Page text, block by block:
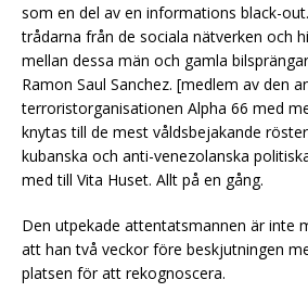
som en del av en informations black-
trådarna från de sociala nätverken och
mellan dessa män och gamla
Ramon Saul Sanchez. [medlem av den
terroristorganisationen Alpha 66 med
knytas till de mest våldsbejakande
kubanska och anti-venezolanska
med till Vita Huset. Allt på en gång.
Den utpekade attentatsmannen är inte
att han två veckor före beskjutningen
platsen för att rekognoscera.